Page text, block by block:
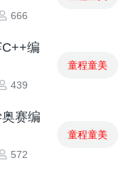
666
编
439
童程童美
赛编
572
童程童美